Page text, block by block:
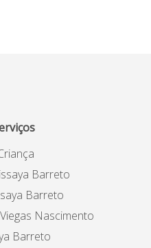
Barreto
Barreto
Nascimento
Barreto